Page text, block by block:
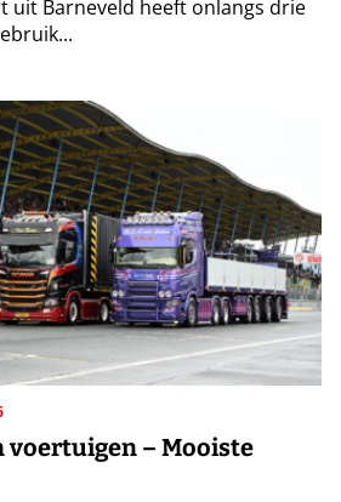
uit Barneveld heeft onlangs drie
– Mooiste